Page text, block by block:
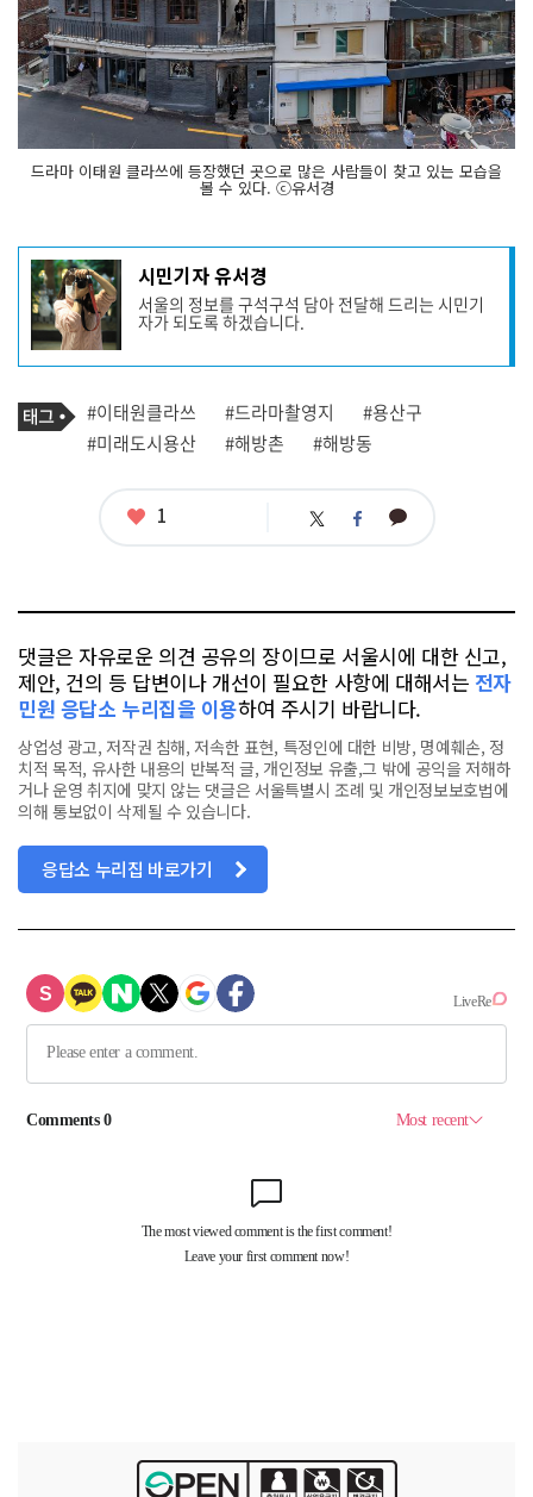
드라마 이태원 클라쓰에 등장했던 곳으로 많은 사람들이 찾고 있는 모습을
볼 수 있다. ⓒ유서경
기
사
작
성
자
프
필
시민기자 유서경
서울의 정보를 구석구석 담아 전달해 드리는 시민기
자가 되도록 하겠습니다.
기
사
관
련
태
그
#이태원클라쓰 #드라마촬영지
#용산구
#미래도시용산
#해방촌 #해방동
좋1 트 페 카
댓글은 자유로운 의견 공유의 장이므로 서울시에 대한 신고,
제안, 건의 등 답변이나 개선이 필요한 사항에 대해서는 전자
민원 응답소 누리집을 이용하여 주시기 바랍니다.
상업성 광고, 저작권 침해, 저속한 표현, 특정인에 대한 비방, 명예훼손, 정
치적 목적, 유사한 내용의 반복적 글, 개인정보 유출,그 밖에 공익을 저해하
거나 운영 취지에 맞지 않는 댓글은 서울특별시 조례 및 개인정보보호법에
의해 통보없이 삭제될 수 있습니다.
응답소 누리집 바로가기